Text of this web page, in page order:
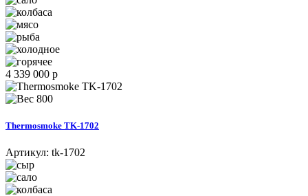
4 339 000 р
800
Thermosmoke TK-1702
Артикул: tk-1702